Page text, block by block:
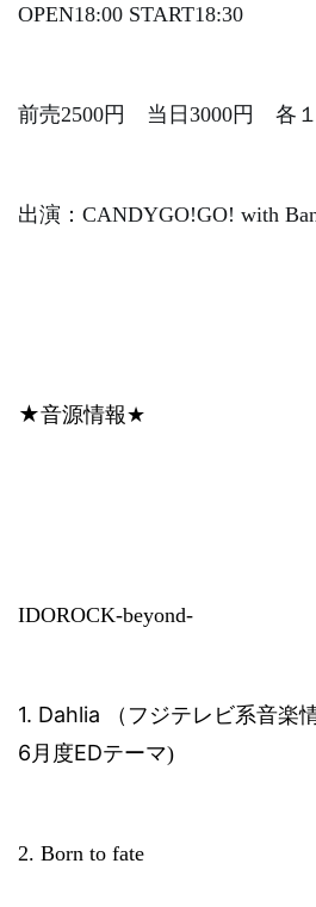
OPEN18:00 START18:30
前売2500円 当日 3000円 各１
出演： CANDYGO!GO! with
★音源情報★
IDOROCK-beyond-
1. Dahlia （フジテレビ系音楽
6 月度EDテーマ)
2. Born to fate